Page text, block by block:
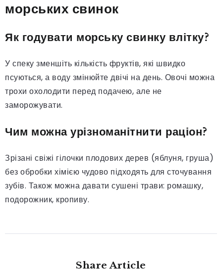
морських свинок
Як годувати морську свинку влітку?
У спеку зменшіть кількість фруктів, які швидко
псуються, а воду змінюйте двічі на день. Овочі можна
трохи охолодити перед подачею, але не
заморожувати.
Чим можна урізноманітнити раціон?
Зрізані свіжі гілочки плодових дерев (яблуня, груша)
без обробки хімією чудово підходять для сточування
зубів. Також можна давати сушені трави: ромашку,
подорожник, кропиву.
Share Article